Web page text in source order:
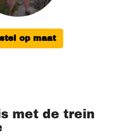
op maat
met de trein